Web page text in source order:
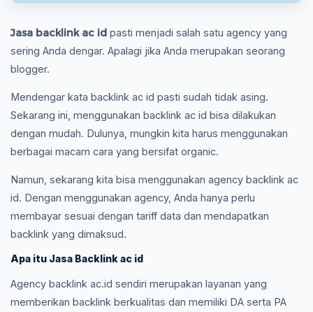
Jasa backlink ac id pasti menjadi salah satu agency yang
sering Anda dengar. Apalagi jika Anda merupakan seorang
blogger.
Mendengar kata backlink ac id pasti sudah tidak asing.
Sekarang ini, menggunakan backlink ac id bisa dilakukan
dengan mudah. Dulunya, mungkin kita harus menggunakan
berbagai macam cara yang bersifat organic.
Namun, sekarang kita bisa menggunakan agency backlink ac
id. Dengan menggunakan agency, Anda hanya perlu
membayar sesuai dengan tariff data dan mendapatkan
backlink yang dimaksud.
Apa itu Jasa Backlink ac id
Agency backlink ac.id sendiri merupakan layanan yang
memberikan backlink berkualitas dan memiliki DA serta PA